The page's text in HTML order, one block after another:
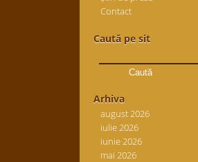
Contact
Caută pe sit
după:
Arhiva
august 2026
iulie 2026
iunie 2026
mai 2026